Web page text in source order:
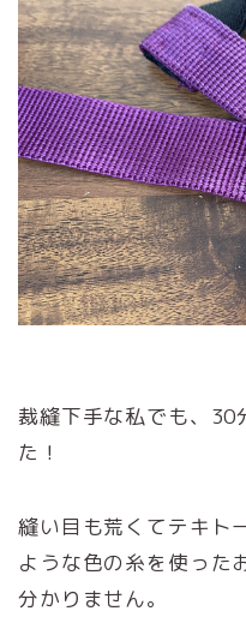
裁縫下手な私でも、30
た！
縫い目も荒くてテキト
ような色の糸を使った
分かりません。